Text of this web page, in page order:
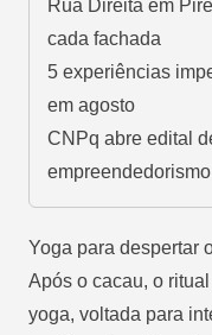
Rua Direita em
cada fachada
5 experiências
em agosto
CNPq abre edital
Yoga para despertar
Após o cacau, o
yoga, voltada para